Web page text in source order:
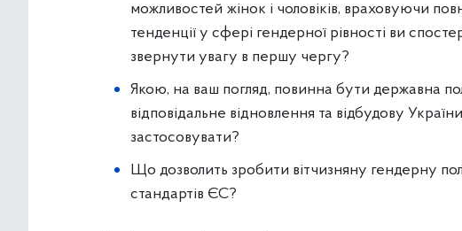
можливостей жінок і чоловіків, враховуючи
тенденції у сфері гендерної рівності ви
звернути увагу в першу чергу?
Якою, на ваш погляд, повинна бути державна
відповідальне відновлення та відбудову
застосовувати?
Що дозволить зробити вітчизняну гендерну
стандартів ЄС?